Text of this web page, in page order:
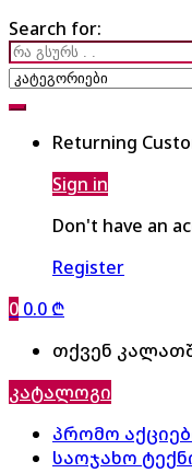
Search for:
Returning
Sign in
Don't have an
Register
0 0.0 ₾
თქვენ
კატალოგი
პრომო
საოჯახო